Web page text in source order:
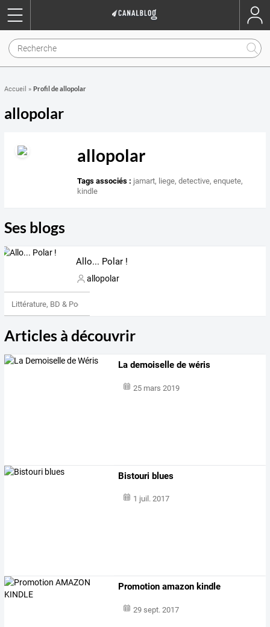
Accueil » Profil de allopolar
allopolar
allopolar
Tags associés : jamart, liege,detective,enquete,
kindle
Ses blogs
Allo... Polar !
allopolar
Littérature, BD & Poésie
Articles à découvrir
La demoiselle de wéris
25 mars 2019
Bistouri blues
1 juil. 2017
Promotion amazon kindle
29 sept. 2017